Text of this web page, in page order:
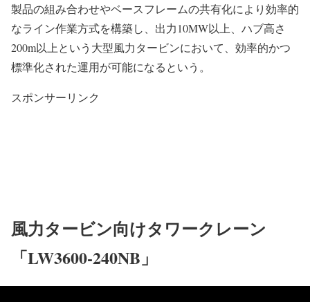
製品の組み合わせやベースフレームの共有化により効率的
なライン作業方式を構築し、出力10MW以上、ハブ高さ
200m以上という大型風力タービンにおいて、効率的かつ
標準化された運用が可能になるという。
スポンサーリンク
風力タービン向けタワークレーン
「LW3600-240NB」